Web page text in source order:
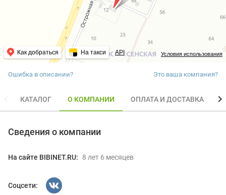
Условия использования
Как добраться На такси API
Ошибка в описании? Это ваша компания?
КАТАЛОГ О КОМПАНИИ ОПЛАТА И ДОСТАВКА
Сведения о компании
На сайте BIBINET.RU: 8 лет 6 месяцев
Соцсети: